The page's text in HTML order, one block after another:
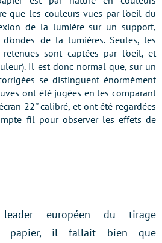
que les couleurs vues par l'oeil du
de la lumière sur un support,
de la lumières. Seules, les
sont captées par l'oeil, et
Il est donc normal que, sur un
se distinguent énormément
ont été jugées en les comparant
22'' calibré, et ont été regardées
fil pour observer les effets de
européen du tirage
papier, il fallait bien que